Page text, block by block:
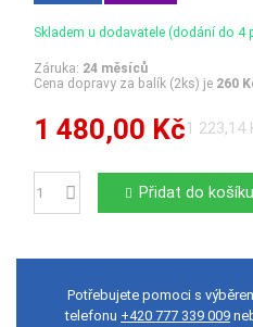
Skladem u dodavatele (dodání do 4
Záruka: 24 měsíců
Cena dopravy za balík (2ks) je 260
1 480,00 Kč1 223,14
Počet Přidat do košíku
Potřebujete pomoci s
telefonu +420 777 339 009